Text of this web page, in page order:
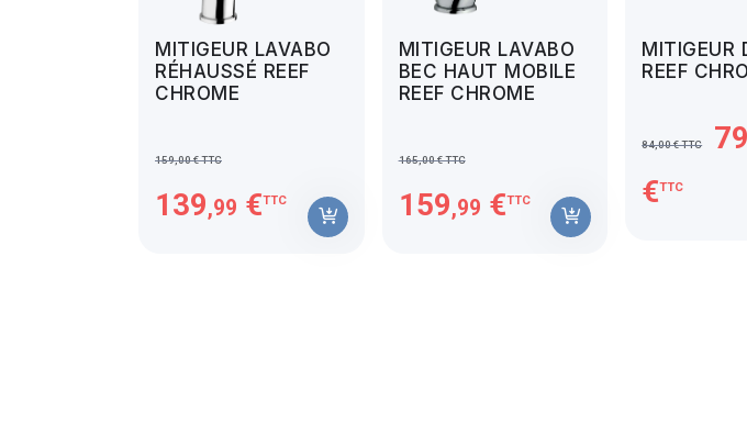
MITIGEUR LAVABO
RÉHAUSSÉ REEF
CHROME
159,00 € TTC
139,99 €TTC
MITIGEUR LAVABO
BEC HAUT MOBILE
REEF CHROME
165,00 € TTC
159,99 €TTC
MITIGEUR
REEF
84,00 € TTC 79
€TTC